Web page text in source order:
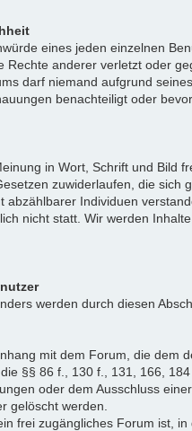
eines jeden einzelnen
Rechte anderer verletzt oder
darf niemand aufgrund
benachteiligt oder
in Wort, Schrift und Bild
zuwiderlaufen, die sich
abzählbarer Individuen
nicht statt. Wir werden
werden durch diesen
mit dem Forum, die dem
§§ 86 f., 130 f., 131, 166,
oder dem Ausschluss
gelöscht werden.
frei zugängliches Forum ist,